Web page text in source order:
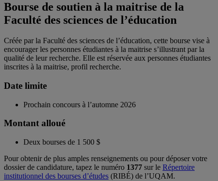
Bourse de soutien à la maitrise de la
Faculté des sciences de l’éducation
Créée par la Faculté des sciences de l’éducation, cette bourse vise à
encourager les personnes étudiantes à la maitrise s’illustrant par la
qualité de leur recherche. Elle est réservée aux personnes étudiantes
inscrites à la maitrise, profil recherche.
Date limite
Prochain concours à l’automne 2026
Montant alloué
Deux bourses de 1 500 $
Pour obtenir de plus amples renseignements ou pour déposer votre
dossier de candidature, tapez le numéro 1377 sur le Répertoire
institutionnel des bourses d’études (RIBÉ) de l’UQAM.